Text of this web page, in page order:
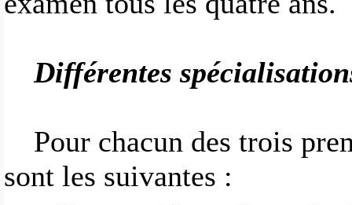
Différentes
Pour chacun des trois
sont les suivantes :